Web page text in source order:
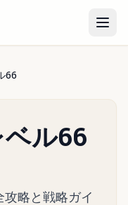
66
ル66
略と戦略ガイ